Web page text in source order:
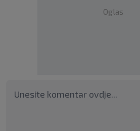
Oglas